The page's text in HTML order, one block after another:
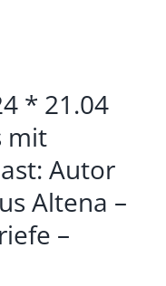
* 21.04
mit
Autor
Altena –
–